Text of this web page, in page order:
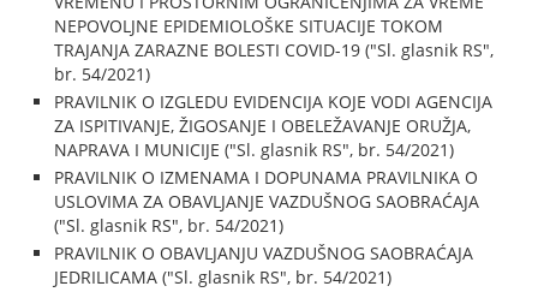
NEPOVOLJNE EPIDEMIOLOŠKE SITUACIJE TOKOM
TRAJANJA ZARAZNE BOLESTI COVID-19 ("Sl. glasnik RS",
br. 54/2021)
PRAVILNIK O IZGLEDU EVIDENCIJA KOJE VODI AGENCIJA
ZA ISPITIVANJE, ŽIGOSANJE I OBELEŽAVANJE ORUŽJA,
NAPRAVA I MUNICIJE ("Sl. glasnik RS", br. 54/2021)
PRAVILNIK O IZMENAMA I DOPUNAMA PRAVILNIKA O
USLOVIMA ZA OBAVLJANJE VAZDUŠNOG SAOBRAĆAJA
("Sl. glasnik RS", br. 54/2021)
PRAVILNIK O OBAVLJANJU VAZDUŠNOG SAOBRAĆAJA
JEDRILICAMA ("Sl. glasnik RS", br. 54/2021)